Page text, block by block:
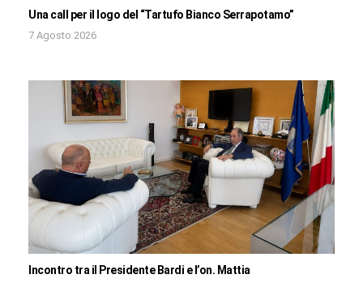
Una call per il logo del “Tartufo Bianco Serrapotamo”
7 Agosto 2026
Incontro tra il Presidente Bardi e l’on. Mattia